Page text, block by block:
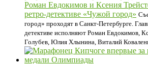
Роман Евдокимов и Ксения
ретро-детективе «Чужой город»
город» проходят в Санкт-Петербурге.
детективе исполняют Роман Евдокимов,
Голубев, Юлия Хлынина, Виталий